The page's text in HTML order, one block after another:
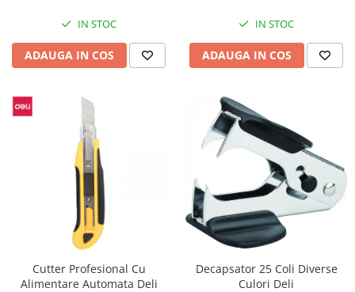
IN STOC
ADAUGA IN COS
IN STOC
ADAUGA IN COS
Cutter Profesional Cu
Alimentare Automata Deli
Decapsator 25 Coli Diverse
Culori Deli